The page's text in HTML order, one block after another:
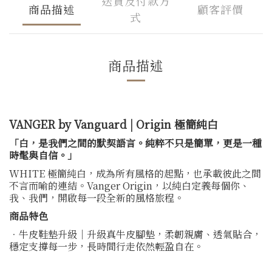
商品描述
式
顧客評價
商品描述
VANGER by Vanguard | Origin 極簡純白
「白，是我們之間的默契語言。純粹不只是簡單，更是一種
時髦與自信。」
WHITE 極簡純白，成為所有風格的起點，也承載彼此之間
不言而喻的連結。Vanger Origin，以純白定義每個你、
我、我們，開啟每一段全新的風格旅程。
商品特色
．牛皮鞋墊升級｜升級真牛皮腳墊，柔韌親膚、透氣貼合，
穩定支撐每一步，長時間行走依然輕盈自在。